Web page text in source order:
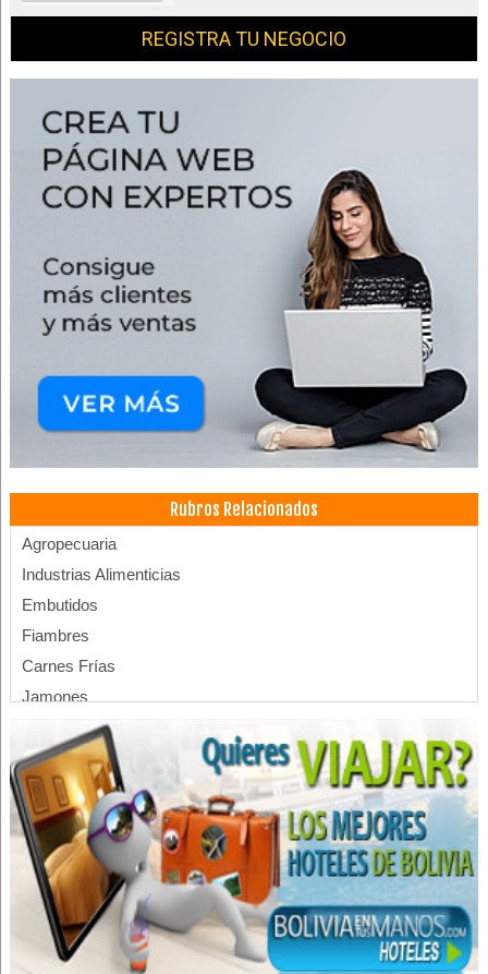
REGISTRA TU NEGOCIO
Rubros Relacionados
Agropecuaria
Industrias Alimenticias
Embutidos
Fiambres
Carnes Frías
Jamones
Salchichas